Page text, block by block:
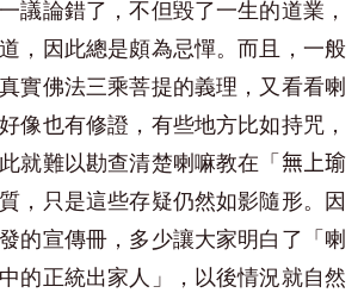
議論錯了，不但毀了一生的道業，
，因此總是頗為忌憚。而且，一般
實佛法三乘菩提的義理，又看看喇
像也有修證，有些地方比如持咒，
就難以勘查清楚喇嘛教在「 無上瑜
，只是這些存疑仍然如影隨形。因
的宣傳冊，多少讓大家明白了「喇
的正統出家人」，以後情況就自然